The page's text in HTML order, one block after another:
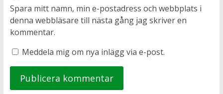
Spara mitt namn, min e-postadress och webbplats i
denna webbläsare till nästa gång jag skriver en
kommentar.
Meddela mig om nya inlägg via e-post.